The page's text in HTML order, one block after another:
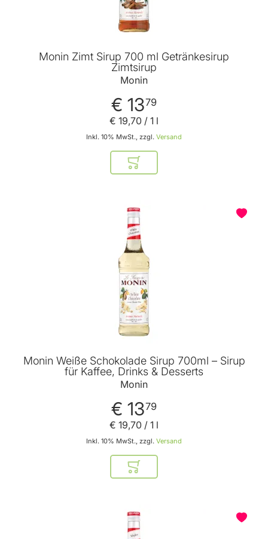
Monin Zimt Sirup 700 ml Getränkesirup
Zimtsirup
Monin
€ 1379
Inkl. 10% MwSt., zzgl. Versand
€ 19,70 / 1 l
In den Warenkorb
Monin Weiße Schokolade Sirup 700ml – Sirup
für Kaffee, Drinks & Desserts
Monin
€ 1379
Inkl. 10% MwSt., zzgl. Versand
€ 19,70 / 1 l
In den Warenkorb